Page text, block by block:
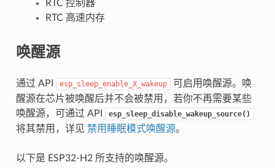
RTC 控制器
RTC 高速内存
唤醒源
通过 API esp_sleep_enable_X_wakeup
可启用唤醒源。唤
醒源在芯片被唤醒后并不会被禁用，若你不再需要某些
唤醒源，可通过 API
esp_sleep_disable_wakeup_source()
将其禁用，详见 禁用睡眠模式唤醒源。
以下是 ESP32-H2 所支持的唤醒源。